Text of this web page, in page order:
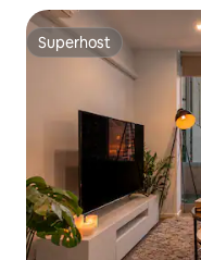
Superhost
Superhost